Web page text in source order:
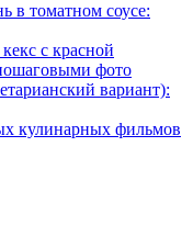
в томатном соусе:
с красной
фото
вариант):
кулинарных фильмов